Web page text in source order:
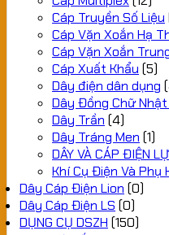
Cáp Truyền Số Liệu
Cáp Vặn Xoắn Hạ
Cáp Vặn Xoắn
Cáp Xuất Khẩu (5)
Dây điện dân dụng
Dây Đồng Chữ
Dây Trần (4)
Dây Tráng Men (1)
DÂY VÀ CÁP ĐIỆN
Khí Cụ Điện Và Phụ
Dây Cáp Điện Lion (0)
Dây Cáp Điện LS (0)
DỤNG CỤ DSZH (150)